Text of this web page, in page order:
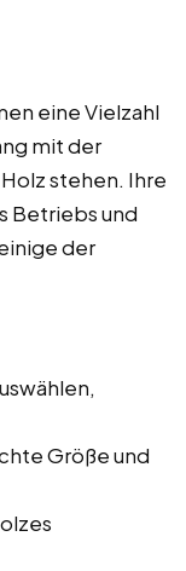
eine Vielzahl
mit der
stehen. Ihre
Betriebs und
der
Größe und